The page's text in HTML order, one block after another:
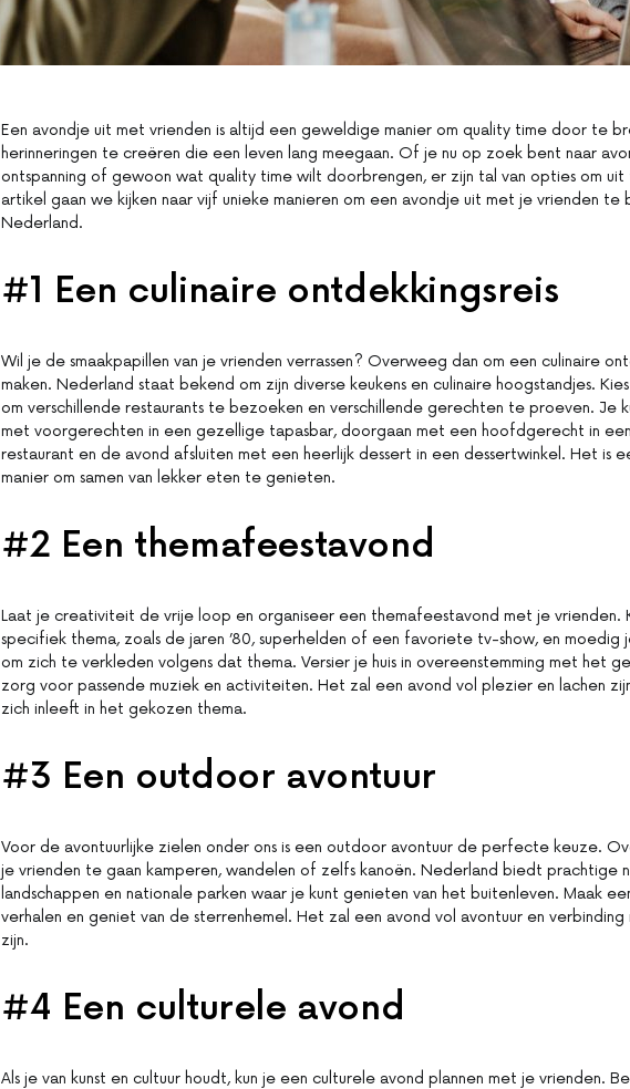
Een avondje uit met vrienden is altijd een geweldige manier om quality time door te
herinneringen te creëren die een leven lang meegaan. Of je nu op zoek bent naar
ontspanning of gewoon wat quality time wilt doorbrengen, er zijn tal van opties om
artikel gaan we kijken naar vijf unieke manieren om een avondje uit met je vrienden te
Nederland.
#1 Een culinaire ontdekkingsreis
Wil je de smaakpapillen van je vrienden verrassen? Overweeg dan om een culinaire
maken. Nederland staat bekend om zijn diverse keukens en culinaire hoogstandjes.
om verschillende restaurants te bezoeken en verschillende gerechten te proeven. Je
met voorgerechten in een gezellige tapasbar, doorgaan met een hoofdgerecht in
restaurant en de avond afsluiten met een heerlijk dessert in een dessertwinkel. Het is
manier om samen van lekker eten te genieten.
#2 Een themafeestavond
Laat je creativiteit de vrije loop en organiseer een themafeestavond met je vrienden.
specifiek thema, zoals de jaren ’80, superhelden of een favoriete tv-show, en moedig
om zich te verkleden volgens dat thema. Versier je huis in overeenstemming met het
zorg voor passende muziek en activiteiten. Het zal een avond vol plezier en lachen
zich inleeft in het gekozen thema.
#3 Een outdoor avontuur
Voor de avontuurlijke zielen onder ons is een outdoor avontuur de perfecte keuze.
je vrienden te gaan kamperen, wandelen of zelfs kanoën. Nederland biedt prachtige
landschappen en nationale parken waar je kunt genieten van het buitenleven. Maak
verhalen en geniet van de sterrenhemel. Het zal een avond vol avontuur en
zijn.
#4 Een culturele avond
Als je van kunst en cultuur houdt, kun je een culturele avond plannen met je vrienden.